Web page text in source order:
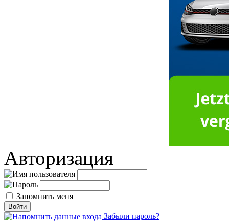
Авторизация
Запомнить меня
Забыли пароль?